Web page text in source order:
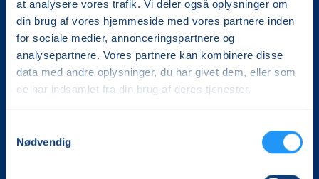
at analysere vores trafik. Vi deler også oplysninger om
din brug af vores hjemmeside med vores partnere inden
for sociale medier, annonceringspartnere og
analysepartnere. Vores partnere kan kombinere disse
data med andre oplysninger, du har givet dem, eller som
de har indsamlet fra din brug af deres tjenester.
Nødvendig
Det, der er vigtigt for samfundet, er vigtigt for os
Vi skaber rammerne for meningsfulde møder mellem
mere end 100.000 deltagere i hele landet med kurser,
foredrag og oplevelser.
LOF Midtjylland
8800 Viborg